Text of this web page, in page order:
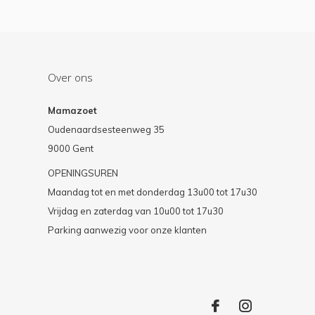
Over ons
Mamazoet
Oudenaardsesteenweg 35
9000 Gent
OPENINGSUREN
Maandag tot en met donderdag 13u00 tot 17u30
Vrijdag en zaterdag van 10u00 tot 17u30
Parking aanwezig voor onze klanten